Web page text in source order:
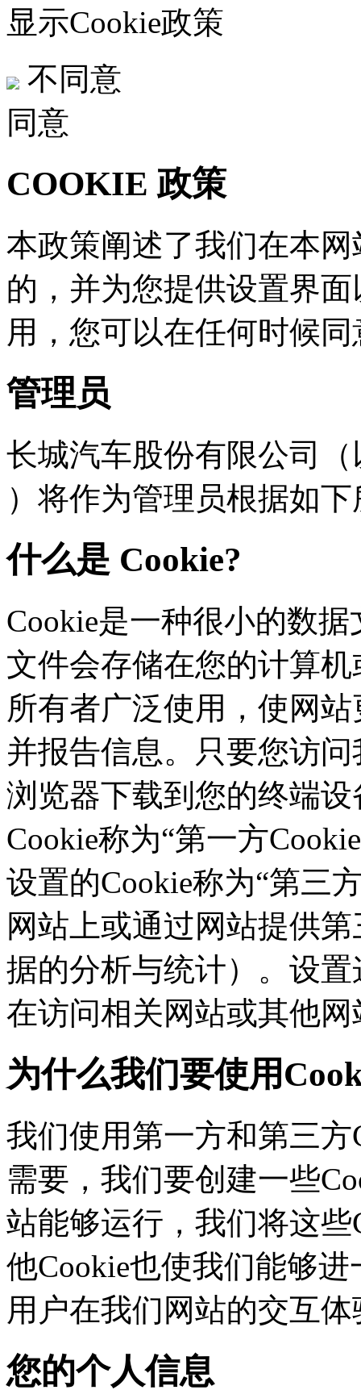
显示Cookie政策
不同意
同意
COOKIE 政策
本政策阐述了我们在本
的，并为您提供设置
用，您可以在任何时候
管理员
长城汽车股份有限公司（
）将作为管理员根据如
什么是 Cookie?
Cookie是一种很小的数据文
文件会存储在您的计算
所有者广泛使用，使网
并报告信息。只要您访问
浏览器下载到您的终端设
Cookie称为“第一方
设置的Cookie称为“第三
网站上或通过网站提供第
据的分析与统计）。设
在访问相关网站或其他
为什么我们要使用
我们使用第一方和第三
需要，我们要创建一
站能够运行，我们将这
他Cookie也使我们能够进
用户在我们网站的交互体
您的个人信息